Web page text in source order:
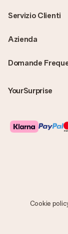
Domande
YourSurprise
Servizio Clienti
Azienda
Cookie